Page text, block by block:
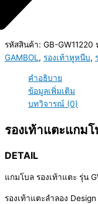
รหัสสินค้า: GB-GW11220
GAMBOL , รองเท้าหูหนีบ,
คำอธิบาย
ข้อมูลเพิ่มเติม
บทวิจารณ์ (0)
รองเท้าแตะแกม
DETAIL
แกมโบล รองเท้าแตะ รุ่น
รองเท้าแตะลำลอง